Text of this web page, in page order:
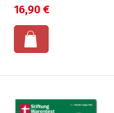
16,90 €